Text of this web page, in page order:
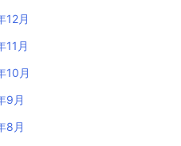
12月
11月
10月
9月
8月